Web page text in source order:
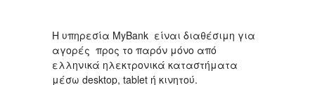
Η υπηρεσία MyBank είναι διαθέσιμη για
αγορές προς το παρόν μόνο από
ελληνικά ηλεκτρονικά καταστήματα
μέσω desktop, tablet ή κινητού.